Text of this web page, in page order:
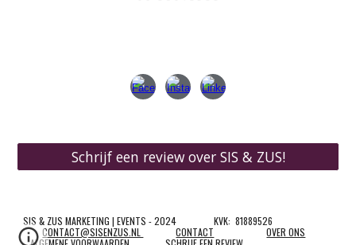
Schrijf een review over SIS & ZUS!
SIS & ZUS MARKETING | EVENTS - 2024
KVK: 81889526
CONTACT@SISENZUS.NL
CONTACT
OVER ONS